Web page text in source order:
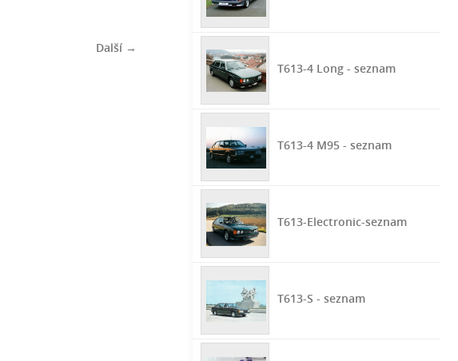
Další →
T613-4 Long - seznam
T613-4 M95 - seznam
T613-Electronic-seznam
T613-S - seznam